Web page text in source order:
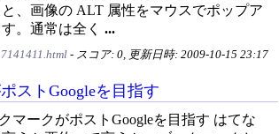
、画像の ALT 属性をマウスでポップア
。通常は全く ...
- スコア: 0, 更新日時: 2009-10-15 23:17
ストGoogleを目指す
マークがポストGoogleを目指す はてな